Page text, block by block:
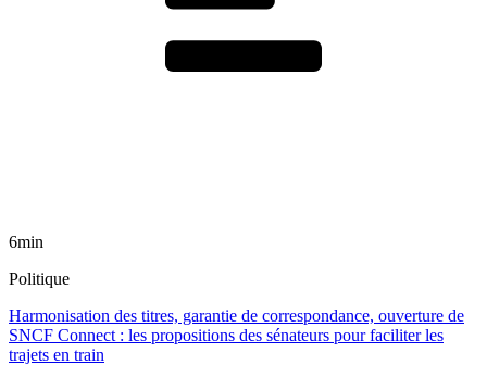
6min
Politique
Harmonisation des titres, garantie de correspondance, ouverture de
SNCF Connect : les propositions des sénateurs pour faciliter les
trajets en train